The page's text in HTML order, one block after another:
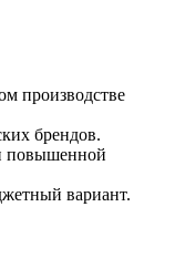
производстве
брендов.
повышенной
вариант.